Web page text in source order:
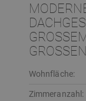
ROSSEN
Wohnfläche:
Zimmeranzahl: